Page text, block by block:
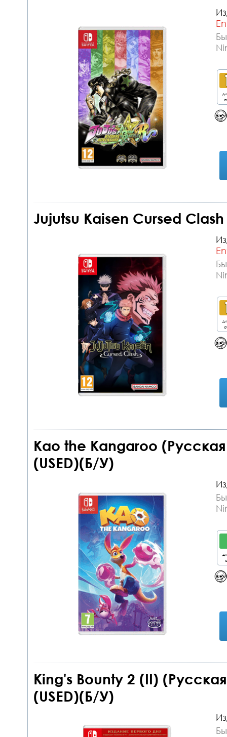
Jujutsu Kaisen Cursed
Kao the Kangaroo
(USED)(Б/У)
King's Bounty 2 (II)
(USED)(Б/У)